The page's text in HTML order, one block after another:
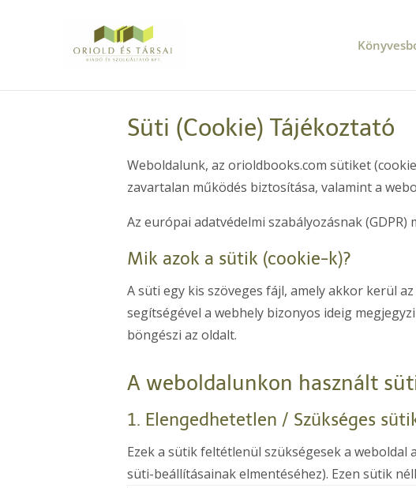
Süti (Cookie) Tájékoztató
Weboldalunk, az orioldbooks.com sütiket
zavartalan működés biztosítása, valamint a
Az európai adatvédelmi szabályozásnak
Mik azok a sütik (cookie-k)?
A süti egy kis szöveges fájl, amely akkor kerül
segítségével a webhely bizonyos ideig
böngészi az oldalt.
A weboldalunkon használt
1. Elengedhetetlen / Szükséges
Ezek a sütik feltétlenül szükségesek a
süti-beállításainak elmentéséhez). Ezen sütik